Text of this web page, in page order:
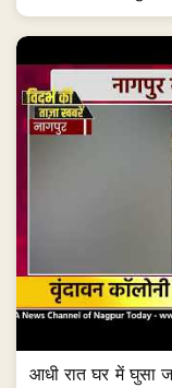
आधी रात घर में घुसा